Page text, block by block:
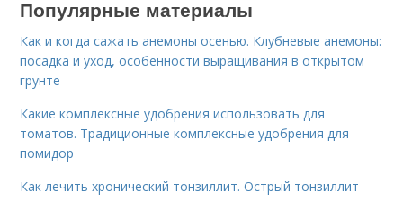
Популярные материалы
Как и когда сажать анемоны осенью. Клубневые анемоны:
посадка и уход, особенности выращивания в открытом
грунте
Какие комплексные удобрения использовать для
томатов. Традиционные комплексные удобрения для
помидор
Как лечить хронический тонзиллит. Острый тонзиллит